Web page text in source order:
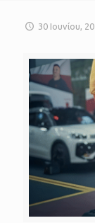
30 Ιουνίου,